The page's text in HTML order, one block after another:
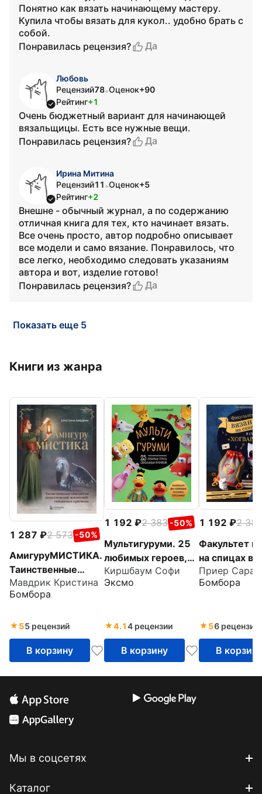
Понятно как вязать начинающему мастеру.
Купила чтобы вязать для кукол.. удобно брать с
собой.
Понравилась рецензия?
Да
Любовь
Рецензий78•Оценок+90
Рейтинг+1
Очень бюджетный вариант для начинающей
вязальщицы. Есть все нужные вещи.
Понравилась рецензия?
Да
Ирина Митина
Рецензий11 •Оценок+5
Рейтинг+2
Внешне - обычный журнал, а по содержанию
отличная книга для тех, кто начинает вязать.
Все очень просто, автор подробно описывает
все модели и само вязание. Понравилось, что
все легко, необходимо следовать указаниям
автора и вот, изделие готово!
Понравилась рецензия?
Да
Показать еще 5
Книги из жанра
1 287 2 573 -50%
АмигуруМИСТИКА.
Таинственные
обитатели
параллельной
связанные крючком
Мавдрик Кристина
Бомбора
55 рецензий
В корзину
1 192 2 383 -50%
Мультигуруми. 25
любимых героев,
связанных крючком
Киршбаум Софи
Эксмо
4.14 рецензии
В корзину
1 192
2 383
Факультет
на спицах в
"Хогвартс".
Магические
Поттера
Приер Сара
Бомбора
56 рецензий
В корзину
Мы в соцсетях
Каталог